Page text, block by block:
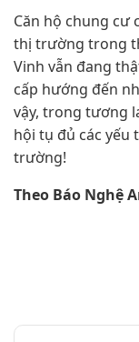
Căn hộ chung cư
thị trường trong
Vinh vẫn đang
cấp hướng đến
vậy, trong tương
hội tụ đủ các yếu
trường!
Theo Báo Nghệ